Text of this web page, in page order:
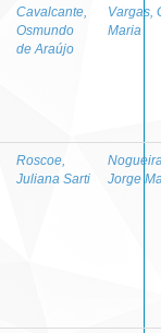
Cavalcante,
Osmundo
de Araújo
Vargas,
Maria
Roscoe,
Juliana Sarti
Jorge